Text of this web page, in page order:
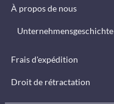
À propos de nous
Unternehmensgeschichte
Frais d'expédition
Droit de rétractation